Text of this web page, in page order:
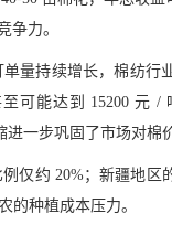
争力。
量持续增长，棉纺行
可能达到 15200 元
一步巩固了市场对棉
仅约 20%；新疆地区
的种植成本压力。